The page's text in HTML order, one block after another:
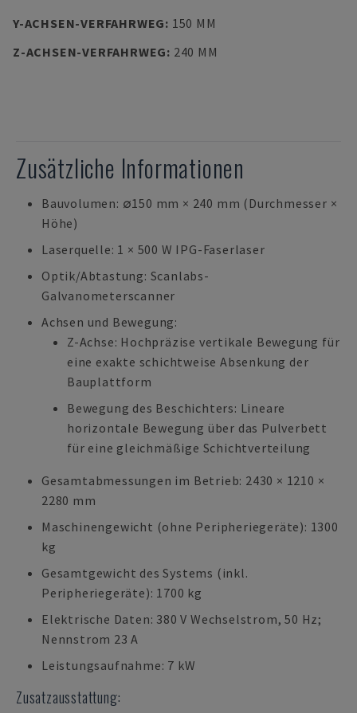
Y-ACHSEN-VERFAHRWEG: 150 MM
Z-ACHSEN-VERFAHRWEG: 240 MM
Zusätzliche Informationen
Bauvolumen: ∅150 mm × 240 mm (Durchmesser ×
Höhe)
Laserquelle: 1 × 500 W IPG-Faserlaser
Optik/Abtastung: Scanlabs-
Galvanometerscanner
Achsen und Bewegung:
Z-Achse: Hochpräzise vertikale Bewegung für
eine exakte schichtweise Absenkung der
Bauplattform
Bewegung des Beschichters: Lineare
horizontale Bewegung über das Pulverbett
für eine gleichmäßige Schichtverteilung
Gesamtabmessungen im Betrieb: 2430 × 1210 ×
2280 mm
Maschinengewicht (ohne Peripheriegeräte): 1300
kg
Gesamtgewicht des Systems (inkl.
Peripheriegeräte): 1700 kg
Elektrische Daten: 380 V Wechselstrom, 50 Hz;
Nennstrom 23 A
Leistungsaufnahme: 7 kW
Zusatzausstattung: